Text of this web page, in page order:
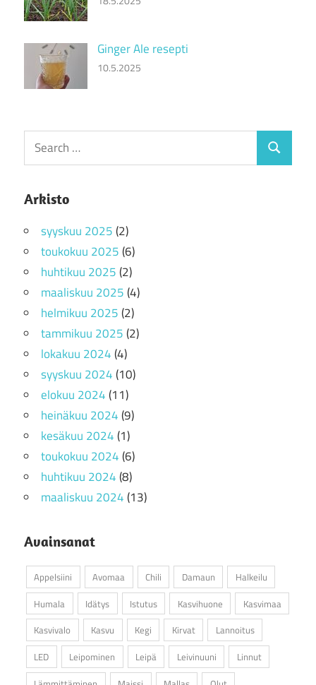
Ginger Ale resepti
10.5.2025
Search
for:
Search
Arkisto
syyskuu 2025(2)
toukokuu 2025(6)
huhtikuu 2025(2)
maaliskuu 2025(4)
helmikuu 2025(2)
tammikuu 2025(2)
lokakuu 2024(4)
syyskuu 2024(10)
elokuu 2024(11)
heinäkuu 2024(9)
kesäkuu 2024(1)
toukokuu 2024(6)
huhtikuu 2024(8)
maaliskuu 2024(13)
Avainsanat
Appelsiini Avomaa Chili Damaun
Halkeilu
Humala
Idätys Istutus Kasvihuone
Kasvimaa
Kasvivalo
Kasvu Kegi Kirvat
Lannoitus
LED
Leipominen Leipä Leivinuuni
Linnut